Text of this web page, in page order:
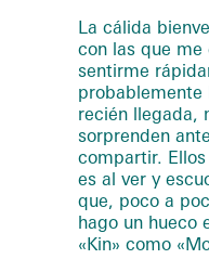
La cálida
con las que
sentirme
probablemente
recién llegada,
sorprenden
compartir.
es al ver y
que, poco a
hago un hueco
«Kin» como